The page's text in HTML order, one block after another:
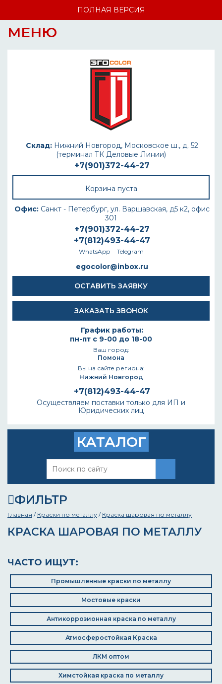
ПОЛНАЯ ВЕРСИЯ
МЕНЮ
Склад: Нижний Новгород, Московское ш., д. 52
(терминал ТК Деловые Линии)
+7(901)372-44-27
Корзина пуста
Офис: Санкт - Петербург, ул. Варшавская, д5 к2, офис
301
+7(901)372-44-27
+7(812)493-44-47
WhatsApp Telegram
egocolor@inbox.ru
ОСТАВИТЬ ЗАЯВКУ
ЗАКАЗАТЬ ЗВОНОК
График работы:
пн-пт с 9-00 до 18-00
Ваш город:
Помона
Вы на сайте региона:
Нижний Новгород
+7(812)493-44-47
Осуществляем поставки только для ИП и
Юридических лиц
КАТАЛОГ
ФИЛЬТР
Главная / Краски по металлу / Краска шаровая по металлу
КРАСКА ШАРОВАЯ ПО МЕТАЛЛУ
ЧАСТО ИЩУТ:
Промышленные краски по металлу
Мостовые краски
Антикоррозионная краска по металлу
Атмосферостойкая Краска
ЛКМ оптом
Химстойкая краска по металлу